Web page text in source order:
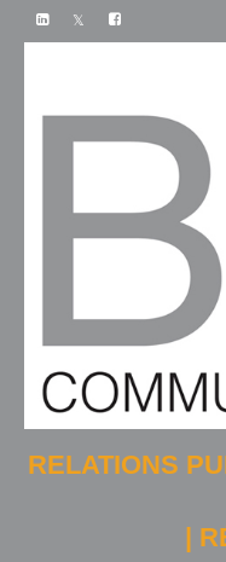
RELATIONS
|